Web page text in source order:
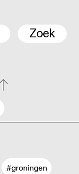
Zoek
#groningen